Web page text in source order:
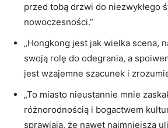
przed tobą drzwi ⁢do‍ niezwykłego
nowoczesności.”
„Hongkong⁣ jest jak wielka scena,⁢
swoją rolę ⁣do odegrania, a
jest wzajemne​ szacunek i
„To miasto ⁣nieustannie mnie
różnorodnością i bogactwem
‌sprawiają, że ⁣nawet najmniejsza⁣